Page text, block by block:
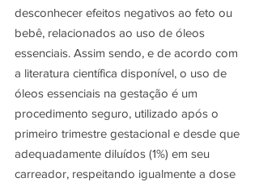
desconhecer efeitos negativos ao feto ou
bebê, relacionados ao uso de óleos
essenciais. Assim sendo, e de acordo com
a literatura científica disponível, o uso de
óleos essenciais na gestação é um
procedimento seguro, utilizado após o
primeiro trimestre gestacional e desde que
adequadamente diluídos (1%) em seu
carreador, respeitando igualmente a dose